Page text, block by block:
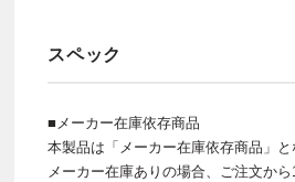
スペック
■メーカー在庫依存商品
本製品は「メーカー在庫依存商品」と
メーカー在庫ありの場合、ご注文か